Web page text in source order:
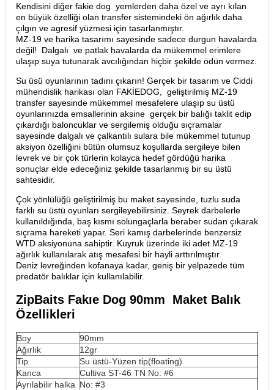
Kendisini diğer fakie dog yemlerden daha özel ve ayrı kılan
en büyük özelliği olan transfer sistemindeki ön ağırlık daha
çılgın ve agresif yüzmesi için tasarlanmıştır.
MZ-19 ve harika tasarımı sayesinde sadece durgun havalarda
değil! Dalgalı ve patlak havalarda da mükemmel erimlere
ulaşıp suya tutunarak avcılığından hiçbir şekilde ödün vermez.
Su üsü oyunlarının tadını çıkarın! Gerçek bir tasarım ve Ciddi
mühendislik harikası olan FAKİEDOG, geliştirilmiş MZ-19
transfer sayesinde mükemmel mesafelere ulaşıp su üstü
oyunlarınızda emsallerinin aksine gerçek bir balığı taklit edip
çıkardığı baloncuklar ve sergilemiş olduğu sıçramalar
sayesinde dalgalı ve çalkantılı sulara bile mükemmel tutunup
aksiyon özelliğini bütün olumsuz koşullarda sergileye bilen
levrek ve bir çok türlerin kolayca hedef gördüğü harika
sonuçlar elde edeceğiniz şekilde tasarlanmış bir su üstü
sahtesidir.
Çok yönlülüğü geliştirilmiş bu maket sayesinde, tuzlu suda
farklı su üstü oyunları sergileyebilirsiniz. Seyrek darbelerle
kullanıldığında, baş kısmı solungaçlarla beraber sudan çıkarak
sıçrama hareketi yapar. Seri kamış darbelerinde benzersiz
WTD aksiyonuna sahiptir. Kuyruk üzerinde iki adet MZ-19
ağırlık kullanılarak atış mesafesi bir hayli arttırılmıştır.
Deniz levreğinden kofanaya kadar, geniş bir yelpazede tüm
predatör balıklar için kullanılabilir.
ZipBaits Fakıe Dog 90mm Maket Balık
Özellikleri
Boy
90mm
Ağırlık
12gr
Tip
Su üstü-Yüzen tip(floating)
Kanca
Cultiva ST-46 TN No: #6
Ayrılabilir halka No: #3